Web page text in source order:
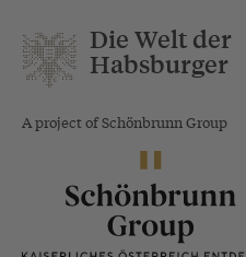
Albrecht IV.
Geduldige“
* 1377, †1404
Die Welt der
Habsburger
A project of Schönbrunn Group